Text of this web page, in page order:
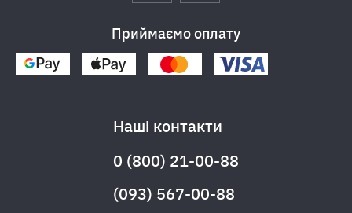
Приймаємо оплату
Наші контакти
0 (800) 21-00-88
(093) 567-00-88